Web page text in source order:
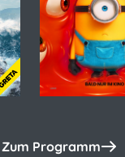
Zum Programm